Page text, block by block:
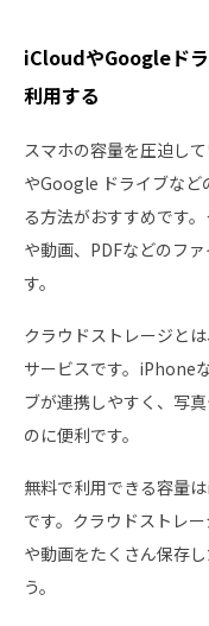
iCloudやGoogleド
利用する
スマホの容量を圧迫し
やGoogle ドライブなど
る方法がおすすめです
や動画、PDFなどのフ
す。
クラウドストレージと
サービスです。iPhone
ブが連携しやすく、写
のに便利です。
無料で利用できる容量
です。クラウドストレ
や動画をたくさん保存
う。